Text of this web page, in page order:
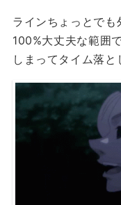
ラインちょっとでも
100%大丈夫な範囲
しまってタイム落と